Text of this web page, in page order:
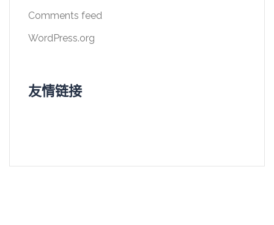
Comments feed
WordPress.org
友情链接